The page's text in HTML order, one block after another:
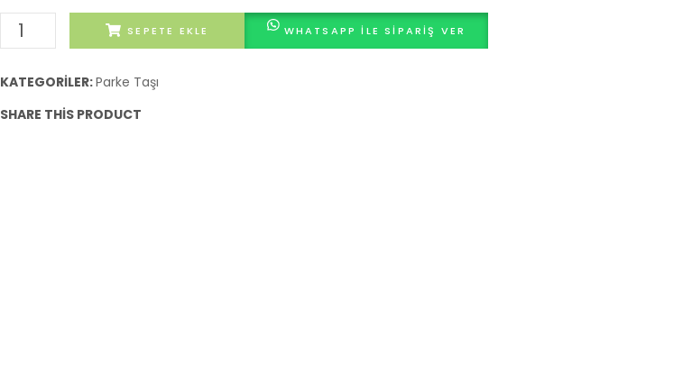
Orkide
Yer
adet
SEPETE EKLE WHATSAPP ILE SIPARIŞ VER
KATEGORILER:Parke Taşı
SHARE THIS PRODUCT